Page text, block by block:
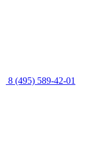
8 (495) 589-42-01